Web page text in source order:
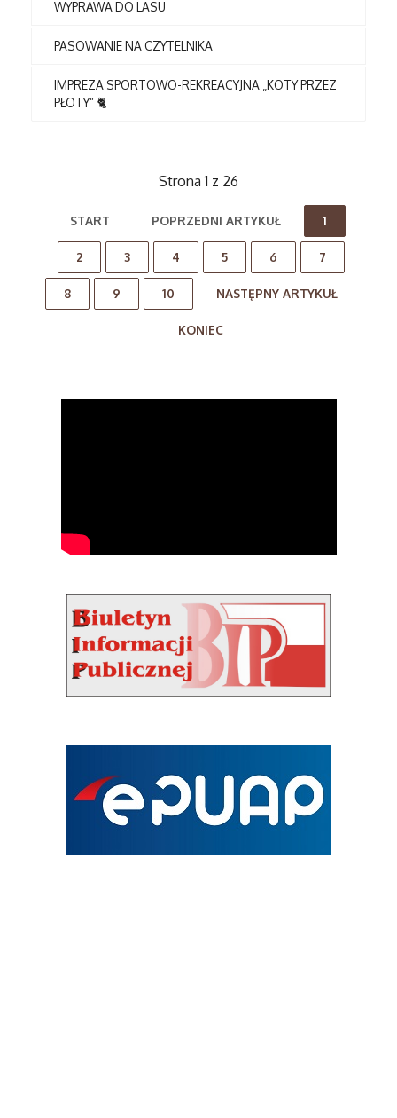
WYPRAWA DO LASU
PASOWANIE NA CZYTELNIKA
IMPREZA SPORTOWO-REKREACYJNA „KOTY PRZEZ
PŁOTY” 🐈
Strona 1 z 26
START POPRZEDNI ARTYKUŁ 1
2 3 4 5 6 7
8 9 10 NASTĘPNY ARTYKUŁ
KONIEC